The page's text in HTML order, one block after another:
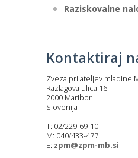
Raziskovalne
Kontaktiraj
Zveza prijateljev mladine
Razlagova ulica 16
2000 Maribor
Slovenija
T: 02/229-69-10
M: 040/433-477
E: zpm@zpm-mb.si